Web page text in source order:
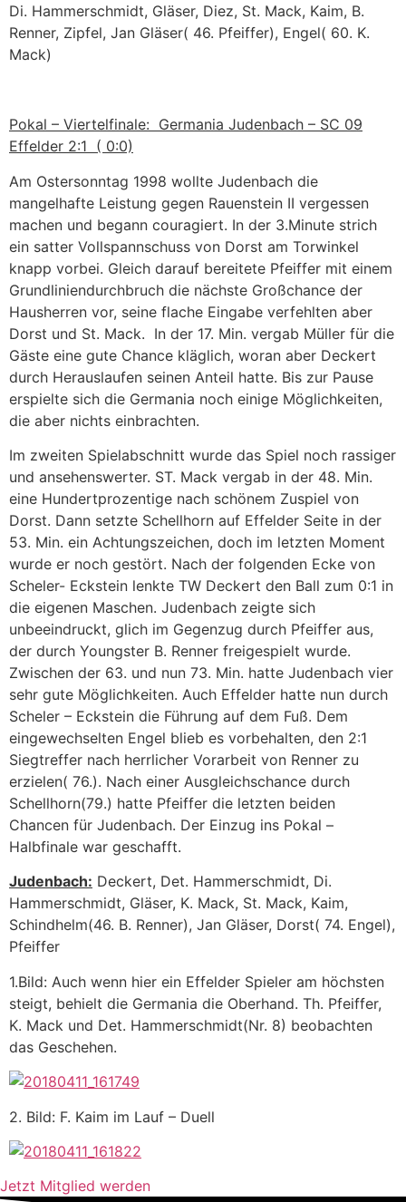
Di. Hammerschmidt, Gläser, Diez, St. Mack, Kaim, B.
Renner, Zipfel, Jan Gläser( 46. Pfeiffer), Engel( 60. K.
Mack)
Pokal – Viertelfinale: Germania Judenbach – SC 09
Effelder 2:1 ( 0:0)
Am Ostersonntag 1998 wollte Judenbach die
mangelhafte Leistung gegen Rauenstein II vergessen
machen und begann couragiert. In der 3.Minute strich
ein satter Vollspannschuss von Dorst am Torwinkel
knapp vorbei. Gleich darauf bereitete Pfeiffer mit einem
Grundliniendurchbruch die nächste Großchance der
Hausherren vor, seine flache Eingabe verfehlten aber
Dorst und St. Mack. In der 17. Min. vergab Müller für die
Gäste eine gute Chance kläglich, woran aber Deckert
durch Herauslaufen seinen Anteil hatte. Bis zur Pause
erspielte sich die Germania noch einige Möglichkeiten,
die aber nichts einbrachten.
Im zweiten Spielabschnitt wurde das Spiel noch rassiger
und ansehenswerter. ST. Mack vergab in der 48. Min.
eine Hundertprozentige nach schönem Zuspiel von
Dorst. Dann setzte Schellhorn auf Effelder Seite in der
53. Min. ein Achtungszeichen, doch im letzten Moment
wurde er noch gestört. Nach der folgenden Ecke von
Scheler- Eckstein lenkte TW Deckert den Ball zum 0:1 in
die eigenen Maschen. Judenbach zeigte sich
unbeeindruckt, glich im Gegenzug durch Pfeiffer aus,
der durch Youngster B. Renner freigespielt wurde.
Zwischen der 63. und nun 73. Min. hatte Judenbach vier
sehr gute Möglichkeiten. Auch Effelder hatte nun durch
Scheler – Eckstein die Führung auf dem Fuß. Dem
eingewechselten Engel blieb es vorbehalten, den 2:1
Siegtreffer nach herrlicher Vorarbeit von Renner zu
erzielen( 76.). Nach einer Ausgleichschance durch
Schellhorn(79.) hatte Pfeiffer die letzten beiden
Chancen für Judenbach. Der Einzug ins Pokal –
Halbfinale war geschafft.
Judenbach: Deckert, Det. Hammerschmidt, Di.
Hammerschmidt, Gläser, K. Mack, St. Mack, Kaim,
Schindhelm(46. B. Renner), Jan Gläser, Dorst( 74. Engel),
Pfeiffer
1.Bild: Auch wenn hier ein Effelder Spieler am höchsten
steigt, behielt die Germania die Oberhand. Th. Pfeiffer,
K. Mack und Det. Hammerschmidt(Nr. 8) beobachten
das Geschehen.
2. Bild: F. Kaim im Lauf – Duell
Jetzt Mitglied werden